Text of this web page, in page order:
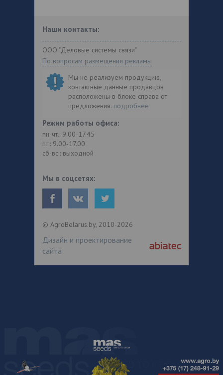
Наши контакты:
ООО "Деловые системы связи"
По вопросам размещения рекламы
Мы не реализуем продукцию,
контактные данные продавцов
расположены в блоке справа от
предложения. подробнее
Режим работы офиса:
пн-чт.: 9.00-17.45
пт.: 9.00-17.00
сб-вс.: выходной
Мы в соцсетях:
© AgroBelarus.by, 2010-2026
Дизайн и проектирование
сайта